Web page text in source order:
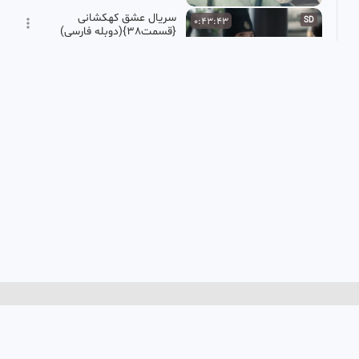
SD
0:43:43
سریال عشق کهکشانی
{قسمت38}(دوبله فارسی)